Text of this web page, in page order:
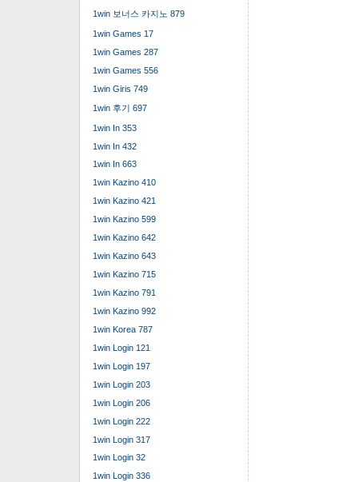
1win 보너스 카지노 879
1win Games 17
1win Games 287
1win Games 556
1win Giris 749
1win 후기 697
1win In 353
1win In 432
1win In 663
1win Kazino 410
1win Kazino 421
1win Kazino 599
1win Kazino 642
1win Kazino 643
1win Kazino 715
1win Kazino 791
1win Kazino 992
1win Korea 787
1win Login 121
1win Login 197
1win Login 203
1win Login 206
1win Login 222
1win Login 317
1win Login 32
1win Login 336